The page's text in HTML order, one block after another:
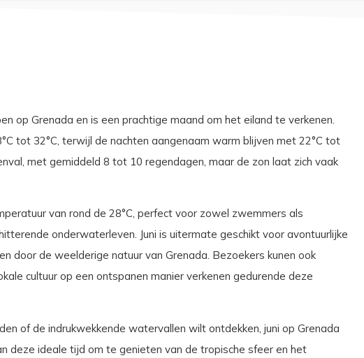
op Grenada en is een prachtige maand om het eiland te verkenen.
tot 32°C, terwijl de nachten aangenaam warm blijven met 22°C tot
met gemiddeld 8 tot 10 regendagen, maar de zon laat zich vaak
van rond de 28°C, perfect voor zowel zwemmers als
onderwaterleven. Juni is uitermate geschikt voor avontuurlijke
door de weelderige natuur van Grenada. Bezoekers kunen ook
cultuur op een ontspanen manier verkenen gedurende deze
of de indrukwekkende watervallen wilt ontdekken, juni op Grenada
deze ideale tijd om te genieten van de tropische sfeer en het